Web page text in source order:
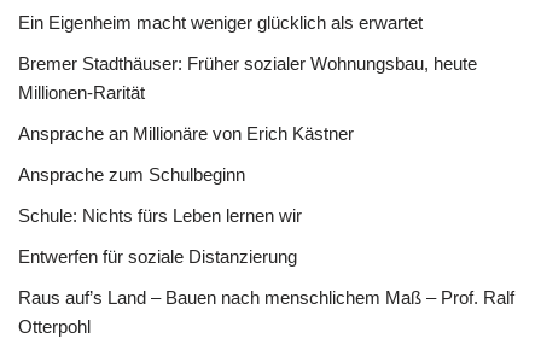
Ein Eigenheim macht weniger glücklich als erwartet
Bremer Stadthäuser: Früher sozialer Wohnungsbau, heute
Millionen-Rarität
Ansprache an Millionäre von Erich Kästner
Ansprache zum Schulbeginn
Schule: Nichts fürs Leben lernen wir
Entwerfen für soziale Distanzierung
Raus auf’s Land – Bauen nach menschlichem Maß – Prof. Ralf
Otterpohl